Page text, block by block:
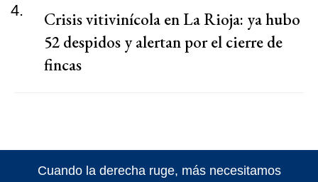
4.
Crisis vitivinícola en La Rioja: ya hubo
52 despidos y alertan por el cierre de
fincas
Cuando la derecha ruge, más necesitamos